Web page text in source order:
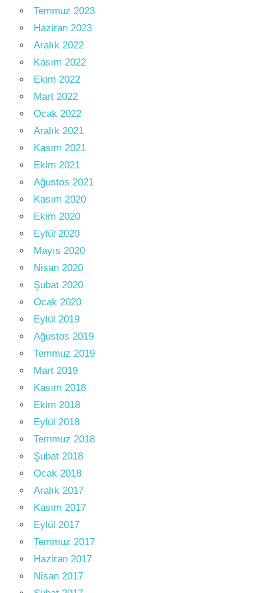
Temmuz 2023
Haziran 2023
Aralık 2022
Kasım 2022
Ekim 2022
Mart 2022
Ocak 2022
Aralık 2021
Kasım 2021
Ekim 2021
Ağustos 2021
Kasım 2020
Ekim 2020
Eylül 2020
Mayıs 2020
Nisan 2020
Şubat 2020
Ocak 2020
Eylül 2019
Ağustos 2019
Temmuz 2019
Mart 2019
Kasım 2018
Ekim 2018
Eylül 2018
Temmuz 2018
Şubat 2018
Ocak 2018
Aralık 2017
Kasım 2017
Eylül 2017
Temmuz 2017
Haziran 2017
Nisan 2017